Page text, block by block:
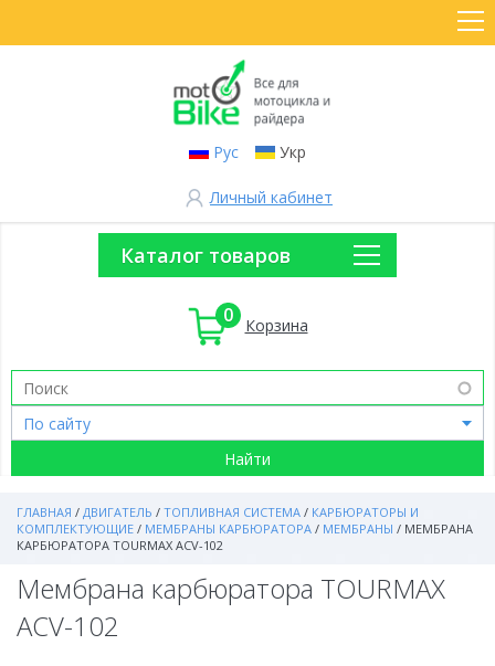
Рус Укр
Личный кабинет
Каталог товаров
0 Корзина
ГЛАВНАЯ / ДВИГАТЕЛЬ / ТОПЛИВНАЯ СИСТЕМА / КАРБЮРАТОРЫ И
КОМПЛЕКТУЮЩИЕ / МЕМБРАНЫ КАРБЮРАТОРА / МЕМБРАНЫ / МЕМБРАНА
КАРБЮРАТОРА TOURMAX ACV-102
Мембрана карбюратора TOURMAX
ACV-102